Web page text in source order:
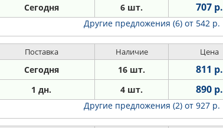
Сегодня 6 шт. 707 р.
Другие предложения (6) от 542 р.
Поставка Наличие Цена
Сегодня 16 шт. 811 р.
1 дн. 4 шт. 890 р.
Другие предложения (2) от 927 р.